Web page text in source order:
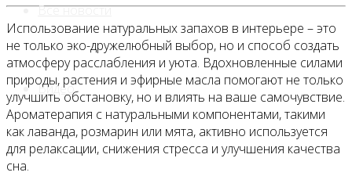
Все новости
Видео
Использование натуральных запахов в интерьере – это
не только эко-дружелюбный выбор, но и способ создать
атмосферу расслабления и уюта. Вдохновленные силами
природы, растения и эфирные масла помогают не только
улучшить обстановку, но и влиять на ваше самочувствие.
Ароматерапия с натуральными компонентами, такими
как лаванда, розмарин или мята, активно используется
для релаксации, снижения стресса и улучшения качества
сна.